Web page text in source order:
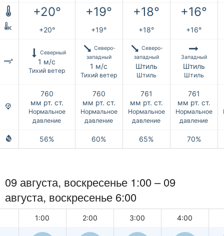
+20° +19° +18° +16°
к +20° +19° +18° +16°
Северный
1 м/с
Тихий ветер
Северо-
западный
1 м/с
Тихий ветер
Северо-
западный
Штиль
Штиль
Западный
Штиль
Штиль
760
мм рт. ст.
Нормальное
давление
760
мм рт. ст.
Нормальное
давление
761
мм рт. ст.
Нормальное
давление
761
мм рт. ст.
Нормальное
давление
56% 60% 65% 70%
09 августа, воскресенье 1:00 –09
августа, воскресенье 6:00
1:00 2:00 3:00 4:00